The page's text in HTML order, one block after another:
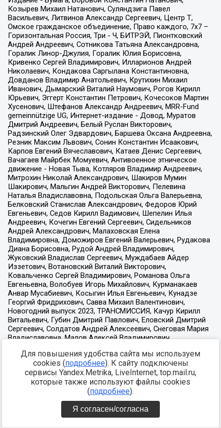
Для повышения удобства сайта мы используем
cookies (подробнее). К сайту подключены
сервисы Yandex.Metrika, LiveInternet, top.mail.ru,
которые также используют файлы cookies
(подробнее).
Я согласен/согласна